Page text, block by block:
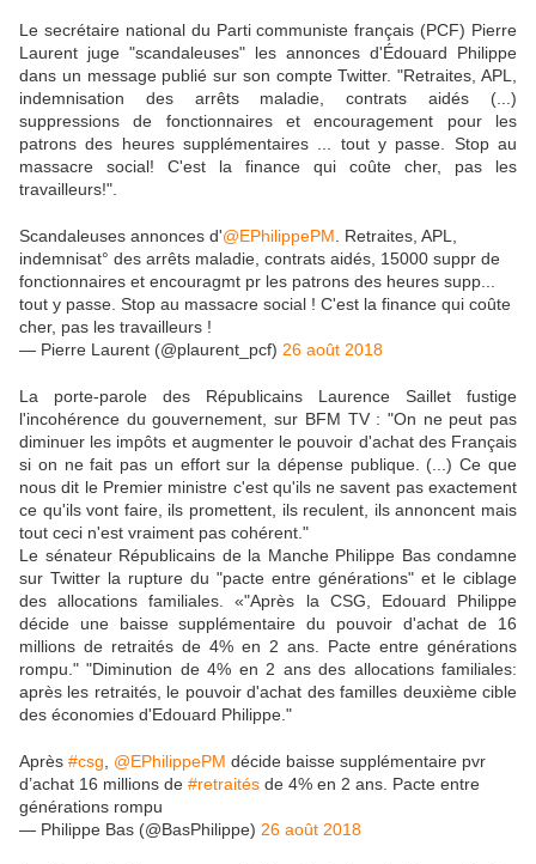
Le secrétaire national du Parti communiste français (PCF) Pierre
Laurent juge "scandaleuses" les annonces d'Édouard Philippe
dans un message publié sur son compte Twitter. "Retraites, APL,
indemnisation des arrêts maladie, contrats aidés (...)
suppressions de fonctionnaires et encouragement pour les
patrons des heures supplémentaires ... tout y passe. Stop au
massacre social! C'est la finance qui coûte cher, pas les
travailleurs!".
Scandaleuses annonces d'@EPhilippePM . Retraites, APL,
indemnisat° des arrêts maladie, contrats aidés, 15000 suppr de
fonctionnaires et encouragmt pr les patrons des heures supp...
tout y passe. Stop au massacre social ! C'est la finance qui coûte
cher, pas les travailleurs !
— Pierre Laurent (@plaurent_pcf) 26 août 2018
La porte-parole des Républicains Laurence Saillet fustige
l'incohérence du gouvernement, sur BFM TV : "On ne peut pas
diminuer les impôts et augmenter le pouvoir d'achat des Français
si on ne fait pas un effort sur la dépense publique. (...) Ce que
nous dit le Premier ministre c'est qu'ils ne savent pas exactement
ce qu'ils vont faire, ils promettent, ils reculent, ils annoncent mais
tout ceci n'est vraiment pas cohérent."
Le sénateur Républicains de la Manche Philippe Bas condamne
sur Twitter la rupture du "pacte entre générations" et le ciblage
des allocations familiales. «"Après la CSG, Edouard Philippe
décide une baisse supplémentaire du pouvoir d'achat de 16
millions de retraités de 4% en 2 ans. Pacte entre générations
rompu." "Diminution de 4% en 2 ans des allocations familiales:
après les retraités, le pouvoir d'achat des familles deuxième cible
des économies d'Edouard Philippe."
Après #csg @EPhilippePM décide baisse supplémentaire pvr
d’achat 16 millions de #retraités de 4% en 2 ans. Pacte entre
générations rompu
— Philippe Bas (@BasPhilippe) 26 août 2018